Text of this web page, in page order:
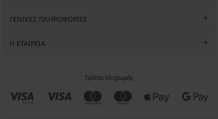
ΓΕΝΙΚΕΣ ΠΛΗΡΟΦΟΡΙΕΣ
Η ΕΤΑΙΡΕΙΑ
Τρόποι πληρωμής